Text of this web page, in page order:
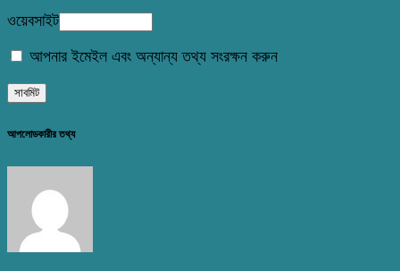
ওয়েবসাইট
আপনার ইমেইল এবং অন্যান্য তথ্য সংরক্ষন করুন
আপলোডকারীর তথ্য